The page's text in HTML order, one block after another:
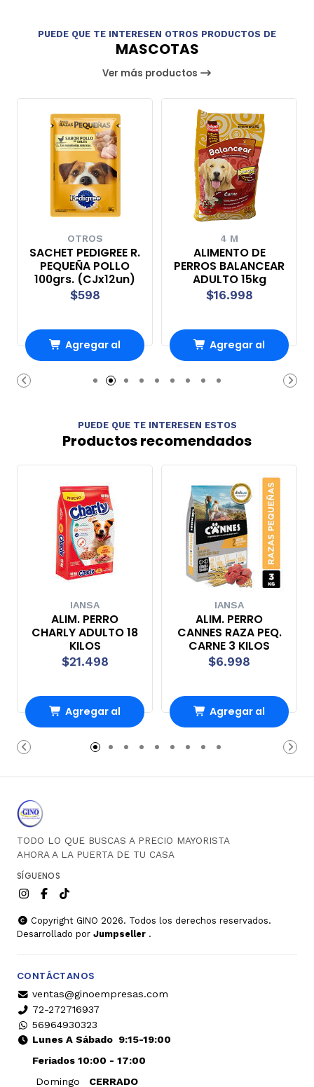
PUEDE QUE TE INTERESEN OTROS PRODUCTOS DE
MASCOTAS
Ver más productos
OTROS
SACHET PEDIGREE R.
PEQUEÑA POLLO
100grs. (CJx12un)
$598
Agregar al
Carro
4 M
ALIMENTO DE
PERROS BALANCEAR
ADULTO 15kg
$16.998
Agregar al
Carro
PUEDE QUE TE INTERESEN ESTOS
Productos recomendados
IANSA
ALIM. PERRO
CHARLY ADULTO 18
KILOS
$21.498
Agregar al
Carro
IANSA
ALIM. PERRO
CANNES RAZA PEQ.
CARNE 3 KILOS
$6.998
Agregar al
Carro
TODO LO QUE BUSCAS A PRECIO MAYORISTA
AHORA A LA PUERTA DE TU CASA
SÍGUENOS
Copyright GINO 2026. Todos los derechos reservados.
Desarrollado por Jumpseller .
CONTÁCTANOS
ventas@ginoempresas.com
72-272716937
56964930323
Lunes A Sábado9:15-19:00
Feriados 10:00 - 17:00
Domingo
CERRADO